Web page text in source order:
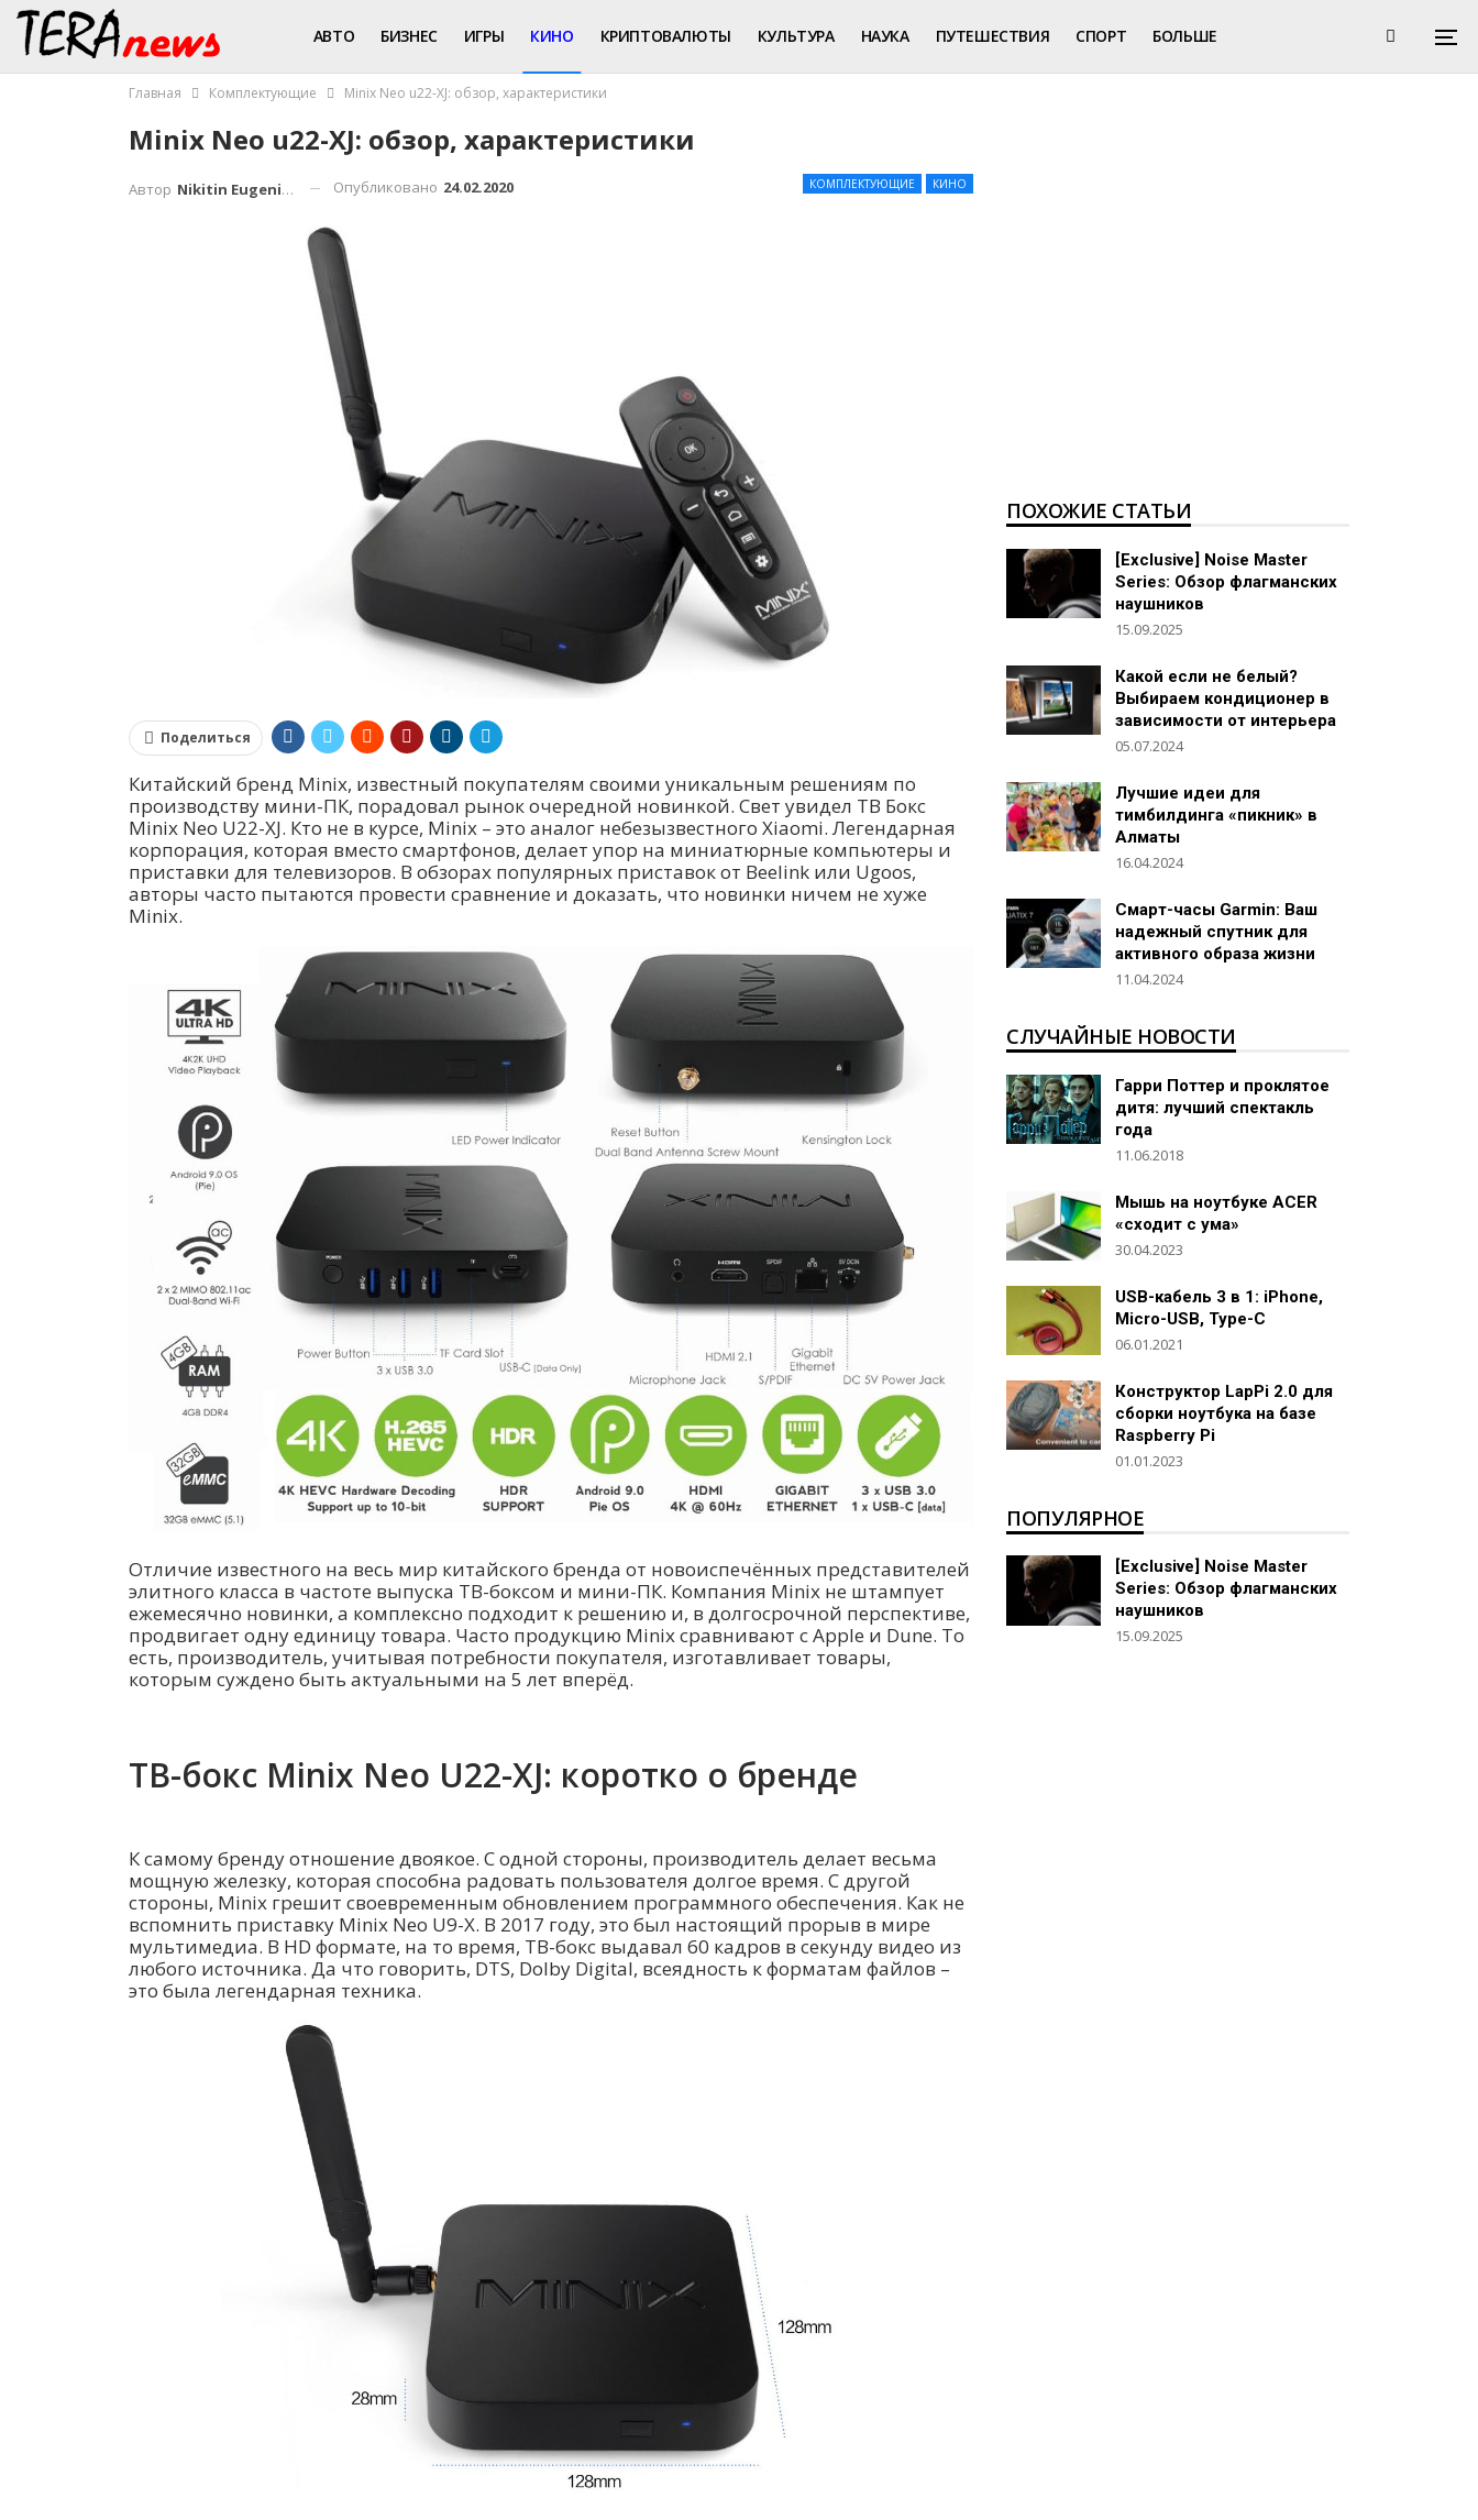
АВТО БИЗНЕС ИГРЫ КИНО КРИПТОВАЛЮТЫ КУЛЬТУРА НАУКА ПУТЕШЕСТВИЯ СПОРТ БОЛЬШЕ
Главная Комплектующие Minix Neo u22-XJ: обзор, характеристики
Minix Neo u22-XJ: обзор, характеристики
КОМПЛЕКТУЮЩИЕ КИНО
Автор Nikitin Eugenius Опубликовано 24.02.2020
Поделиться
Китайский бренд Minix, известный покупателям своими уникальным решениям по
производству мини-ПК, порадовал рынок очередной новинкой. Свет увидел ТВ Бокс
Minix Neo U22-XJ. Кто не в курсе, Minix – это аналог небезызвестного Xiaomi. Легендарная
корпорация, которая вместо смартфонов, делает упор на миниатюрные компьютеры и
приставки для телевизоров. В обзорах популярных приставок от Beelink или Ugoos,
авторы часто пытаются провести сравнение и доказать, что новинки ничем не хуже
Minix.
Отличие известного на весь мир китайского бренда от новоиспечённых представителей
элитного класса в частоте выпуска ТВ-боксом и мини-ПК. Компания Minix не штампует
ежемесячно новинки, а комплексно подходит к решению и, в долгосрочной перспективе,
продвигает одну единицу товара. Часто продукцию Minix сравнивают с Apple и Dune. То
есть, производитель, учитывая потребности покупателя, изготавливает товары,
которым суждено быть актуальными на 5 лет вперёд.
ТВ-бокс Minix Neo U22-XJ: коротко о бренде
К самому бренду отношение двоякое. С одной стороны, производитель делает весьма
мощную железку, которая способна радовать пользователя долгое время. С другой
стороны, Minix грешит своевременным обновлением программного обеспечения. Как не
вспомнить приставку Minix Neo U9-X. В 2017 году, это был настоящий прорыв в мире
мультимедиа. В HD формате, на то время, ТВ-бокс выдавал 60 кадров в секунду видео из
любого источника. Да что говорить, DTS, Dolby Digital, всеядность к форматам файлов –
это была легендарная техника.
ПОХОЖИЕ СТАТЬИ
[Exclusive] Noise Master
Series: Обзор флагманских
наушников
15.09.2025
Какой если не белый?
Выбираем кондиционер в
зависимости от интерьера
05.07.2024
Лучшие идеи для
тимбилдинга «пикник» в
Алматы
16.04.2024
Смарт-часы Garmin: Ваш
надежный спутник для
активного образа жизни
11.04.2024
СЛУЧАЙНЫЕ НОВОСТИ
Гарри Поттер и проклятое
дитя: лучший спектакль
года
11.06.2018
Мышь на ноутбуке ACER
«сходит с ума»
30.04.2023
USB-кабель 3 в 1: iPhone,
Micro-USB, Type-C
06.01.2021
Конструктор LapPi 2.0 для
сборки ноутбука на базе
Raspberry Pi
01.01.2023
ПОПУЛЯРНОЕ
[Exclusive] Noise Master
Series: Обзор флагманских
наушников
15.09.2025